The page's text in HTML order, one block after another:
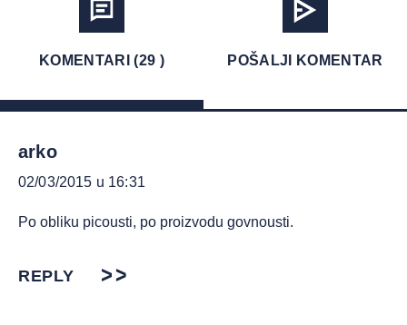
KOMENTARI (29 ) POŠALJI KOMENTAR
arko
02/03/2015 u 16:31
Po obliku picousti, po proizvodu govnousti.
REPLY